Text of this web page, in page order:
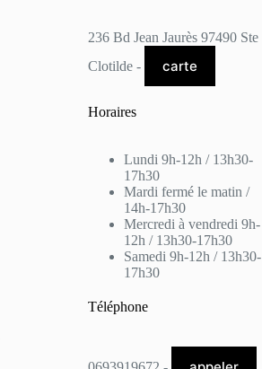
236 Bd Jean Jaurès 97490 Ste
Clotilde -
carte
Horaires
Lundi 9h-12h / 13h30-
17h30
Mardi fermé le matin /
14h-17h30
Mercredi à vendredi 9h-
12h / 13h30-17h30
Samedi 9h-12h / 13h30-
17h30
Téléphone